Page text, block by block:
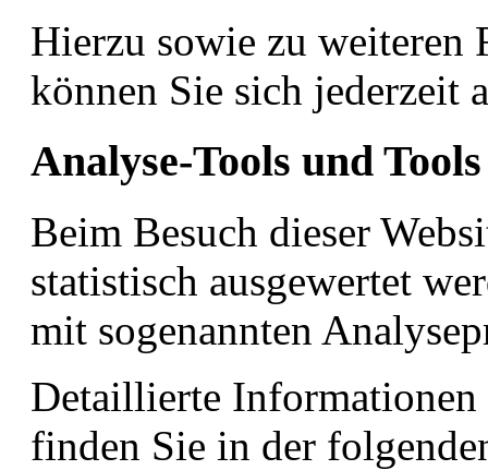
Hierzu sowie zu weiteren
können Sie sich jederzeit
Analyse-Tools und
Beim Besuch dieser
statistisch ausgewertet
mit sogenannten
Detaillierte Informationen
finden Sie in der